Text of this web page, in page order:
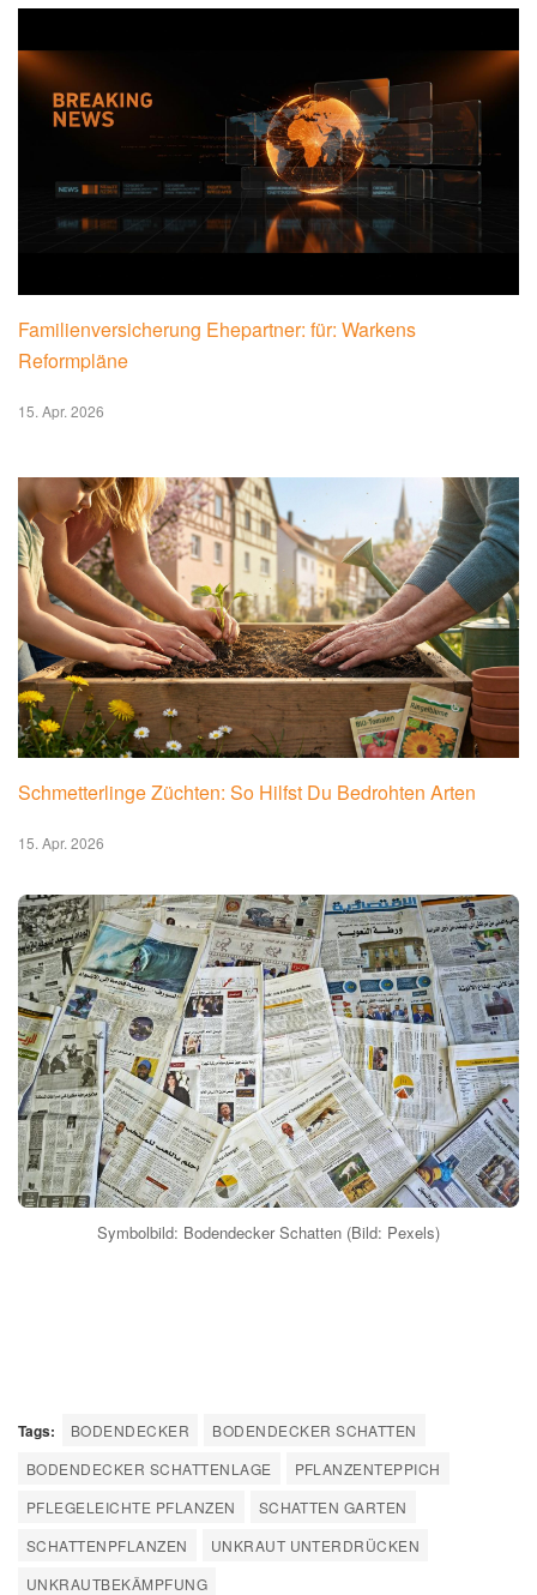
Familienversicherung Ehepartner: für: Warkens
Reformpläne
15. Apr. 2026
Schmetterlinge Züchten: So Hilfst Du Bedrohten Arten
15. Apr. 2026
Symbolbild: Bodendecker Schatten (Bild: Pexels)
Tags: BODENDECKER
BODENDECKER SCHATTEN
BODENDECKER SCHATTENLAGE
PFLANZENTEPPICH
PFLEGELEICHTE PFLANZEN
SCHATTEN GARTEN
SCHATTENPFLANZEN
UNKRAUT UNTERDRÜCKEN
UNKRAUTBEKÄMPFUNG